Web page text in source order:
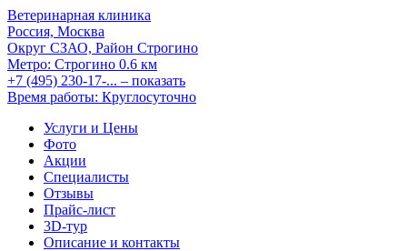
Ветеринарная клиника
Россия, Москва
Округ СЗАО, Район Строгино
Метро: Строгино 0.6 км
+7 (495) 230-17-... – показать
Время работы: Круглосуточно
Услуги и Цены
Фото
Акции
Специалисты
Отзывы
Прайс-лист
3D-тур
Описание и контакты